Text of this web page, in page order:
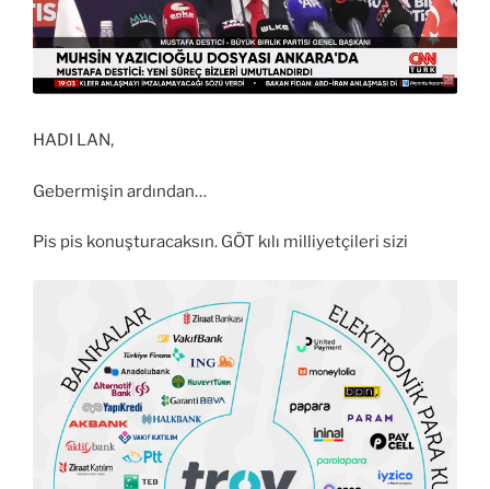
HADI LAN,
Gebermişin ardından…
Pis pis konuşturacaksın. GÖT kılı milliyetçileri sizi